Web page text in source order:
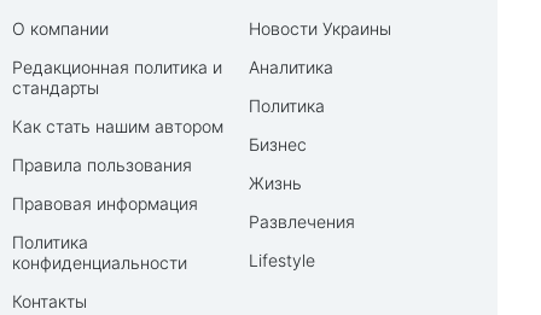
О компании
Редакционная политика и
стандарты
Как стать нашим автором
Правила пользования
Правовая информация
Политика
конфиденциальности
Контакты
Новости Украины
Аналитика
Политика
Бизнес
Жизнь
Развлечения
Lifestyle